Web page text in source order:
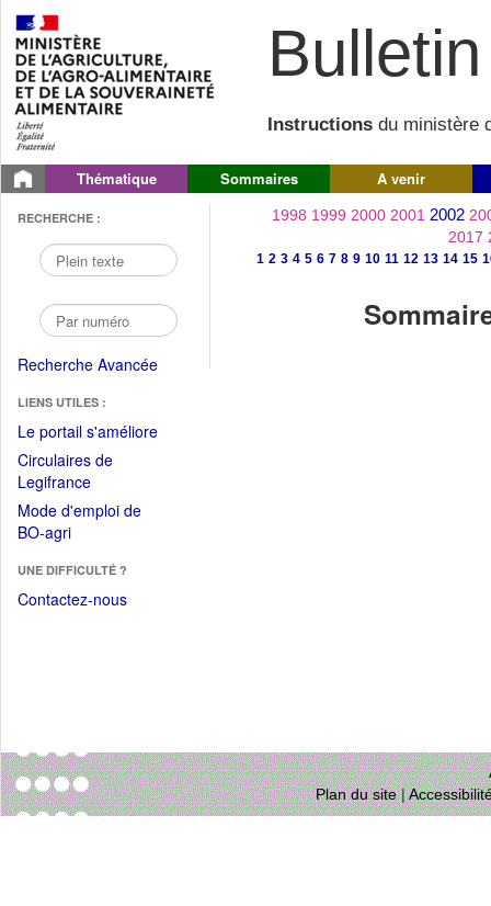
Instructions du ministère
Thématique Sommaires A venir
RECHERCHE :
Recherche Avancée
LIENS UTILES :
Le portail s'améliore(Fichier
Circulaires de
Legifrance(Ouvrir
dans
une
fenêtre)
Mode d'emploi de
BO-agri(Ouvrir
une
nouvelle
UNE DIFFICULTÉ ?
Contactez-nous
1998 1999 2000 2001 2002
2017
1 2 3 4 5 6 7 8 9 10 11 12 13 14 15
Plan du site|